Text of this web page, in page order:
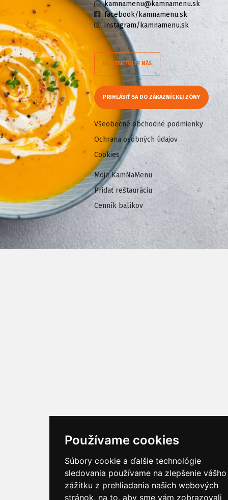
Používame cookies
Súbory cookie a ďalšie technológie
sledovania používame na zlepšenie vášho
zážitku z prehliadania našich webových
stránok, na to, aby sme vám zobrazovali
kamnamenu@kamnamenu.sk
facebook/kamnamenu.sk
instagram/kamnamenu.sk
KONTAKTUJTE NÁS
PRIHLÁSIŤ SA DO ZÁKAZNÍCKEJ ZÓNY
Všeobecné obchodné podmienky
Ochrana osobných údajov
Cookies
Moje KamNaMenu
Pridať reštauráciu
Cenník balíkov